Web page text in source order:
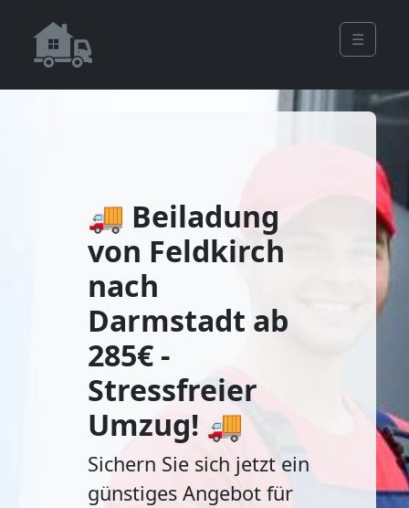
☰
🚚 Beiladung
von Feldkirch
nach
Darmstadt ab
285€ -
Stressfreier
Umzug! 🚚
Sichern Sie sich jetzt ein
günstiges Angebot für